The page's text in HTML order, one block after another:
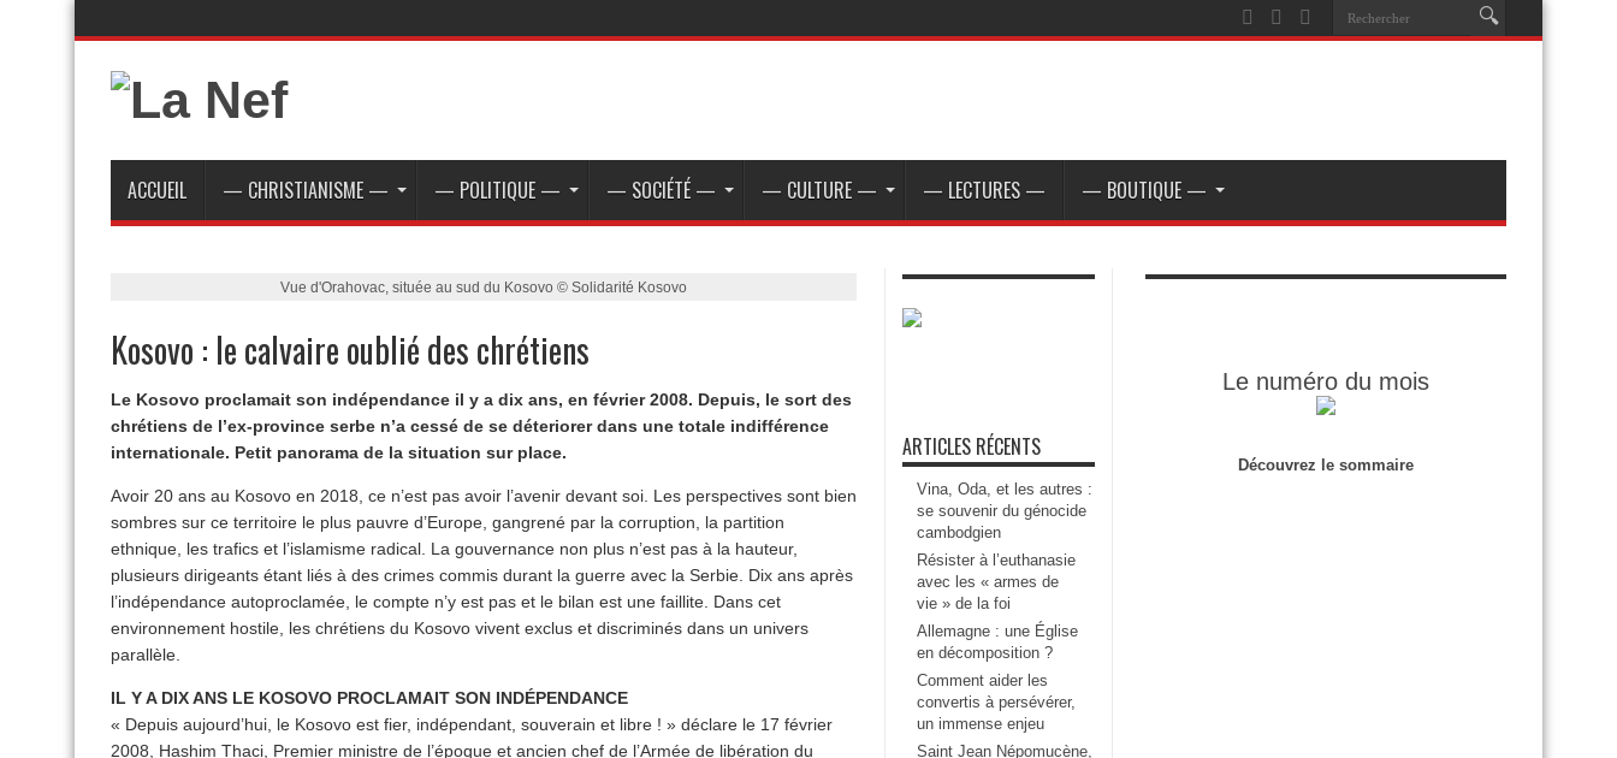
ACCUEIL — CHRISTIANISME — — POLITIQUE — — SOCIÉTÉ — — CULTURE — — LECTURES — — BOUTIQUE —
Vue d'Orahovac, située au sud du Kosovo © Solidarité Kosovo
Kosovo : le calvaire oublié des chrétiens
Le Kosovo proclamait son indépendance il y a dix ans, en février 2008. Depuis, le sort des
chrétiens de l’ex-province serbe n’a cessé de se déteriorer dans une totale indifférence
internationale. Petit panorama de la situation sur place.
Avoir 20 ans au Kosovo en 2018, ce n’est pas avoir l’avenir devant soi. Les perspectives sont bien
sombres sur ce territoire le plus pauvre d’Europe, gangrené par la corruption, la partition
ethnique, les trafics et l’islamisme radical. La gouvernance non plus n’est pas à la hauteur,
plusieurs dirigeants étant liés à des crimes commis durant la guerre avec la Serbie. Dix ans après
l’indépendance autoproclamée, le compte n’y est pas et le bilan est une faillite. Dans cet
environnement hostile, les chrétiens du Kosovo vivent exclus et discriminés dans un univers
parallèle.
IL Y A DIX ANS LE KOSOVO PROCLAMAIT SON INDÉPENDANCE
« Depuis aujourd’hui, le Kosovo est fier, indépendant, souverain et libre ! » déclare le 17 février
2008, Hashim Thaci, Premier ministre de l’époque et ancien chef de l’Armée de libération du
ARTICLES RÉCENTS
Vina, Oda, et les autres :
se souvenir du génocide
cambodgien
Résister à l’euthanasie
avec les « armes de
vie » de la foi
Allemagne : une Église
en décomposition ?
Comment aider les
convertis à persévérer,
un immense enjeu
Saint Jean Népomucène,
Le numéro du mois
Découvrez le sommaire